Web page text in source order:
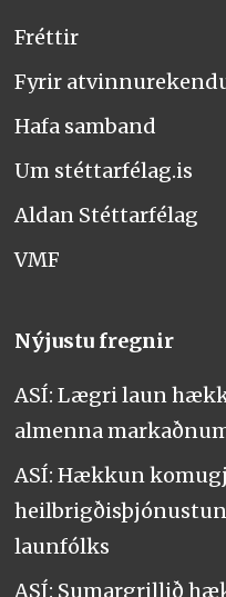
Fréttir
Fyrir
Hafa samband
Um stéttarfélag.is
Aldan Stéttarfélag
VMF
Nýjustu fregnir
ASÍ: Lægri laun
almenna
ASÍ: Hækkun
launfólks
ASÍ: Sumargrillið